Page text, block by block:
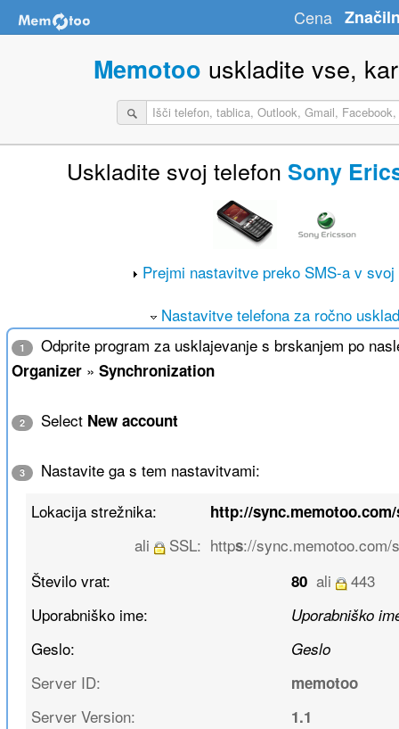
Cena
Memotoo uskladite vse,
Uskladite svoj telefon Sony
Prejmi nastavitve preko SMS-a v svoj
Nastavitve telefona za ročno
1 Odprite program za usklajevanje s brskanjem po
Organizer» Synchronization
2 Select New account
3
Nastavite ga s tem nastavitvami:
Lokacija strežnika:
http://
ali SSL: https://sync.memotoo.com/
Število vrat:
80 ali
443
Uporabniško ime:
Uporabniško
Geslo: Geslo
Server ID: memotoo
Server Version: 1.1